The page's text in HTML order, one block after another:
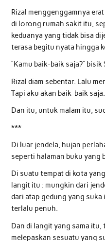
Rizal menggenggamnya
di lorong rumah sakit itu,
keduanya yang tidak bisa
terasa begitu nyata hingga
“Kamu baik-baik saja?” bisik
Rizal diam sebentar. Lalu
Tapi aku akan baik-baik
Dan itu, untuk malam itu,
***
Di luar jendela, hujan
seperti halaman buku yang
Di suatu tempat di kota
langit itu : mungkin dari
dari atap gedung yang
terlalu penuh.
Dan di langit yang sama
melepaskan sesuatu yang